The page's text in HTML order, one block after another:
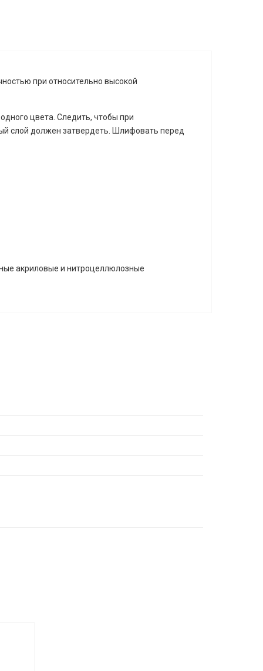
при относительно высокой
цвета. Следить, чтобы при
слой должен затвердеть. Шлифовать перед
акриловые и нитроцеллюлозные